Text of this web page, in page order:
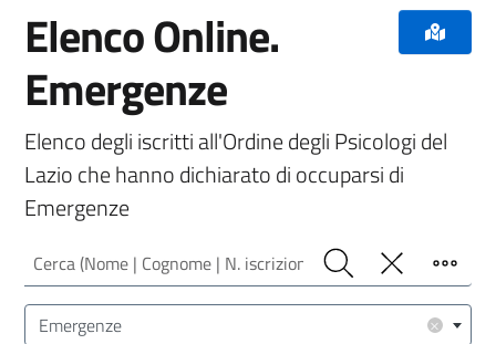
Elenco Online.
Emergenze
Elenco degli iscritti all'Ordine degli Psicologi del
Lazio che hanno dichiarato di occuparsi di
Emergenze
Cerca (Nome | Cognome | N. iscrizione)
Cerca PulisciFiltro
Area/Target (Area Intervento | Target Utenza)
×
Emergenze